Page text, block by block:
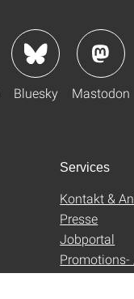
Bluesky Mastodon
Services
Kontakt &
Presse
Jobportal
Promotions-